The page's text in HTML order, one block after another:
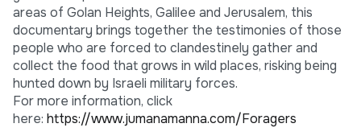
areas of Golan Heights, Galilee and Jerusalem, this
documentary brings together the testimonies of those
people who are forced to clandestinely gather and
collect the food that grows in wild places, risking being
hunted down by Israeli military forces.
For more information, click
here: https://www.jumanamanna.com/Foragers